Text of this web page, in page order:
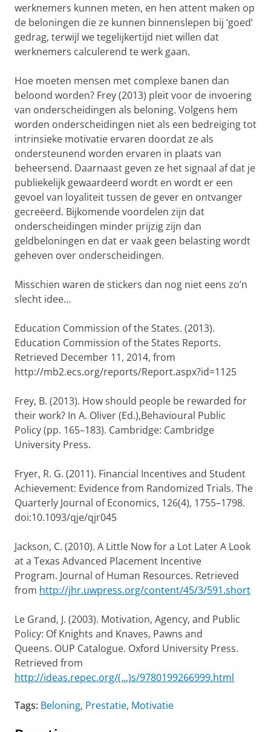
werknemers kunnen meten, en hen attent maken op
de beloningen die ze kunnen binnenslepen bij ‘goed’
gedrag, terwijl we tegelijkertijd niet willen dat
werknemers calculerend te werk gaan.
Hoe moeten mensen met complexe banen dan
beloond worden? Frey (2013) pleit voor de invoering
van onderscheidingen als beloning. Volgens hem
worden onderscheidingen niet als een bedreiging tot
intrinsieke motivatie ervaren doordat ze als
ondersteunend worden ervaren in plaats van
beheersend. Daarnaast geven ze het signaal af dat je
publiekelijk gewaardeerd wordt en wordt er een
gevoel van loyaliteit tussen de gever en ontvanger
gecreëerd. Bijkomende voordelen zijn dat
onderscheidingen minder prijzig zijn dan
geldbeloningen en dat er vaak geen belasting wordt
geheven over onderscheidingen.
Misschien waren de stickers dan nog niet eens zo’n
slecht idee…
Education Commission of the States. (2013).
Education Commission of the States Reports.
Retrieved December 11, 2014, from
http://mb2.ecs.org/reports/Report.aspx?id=1125
Frey, B. (2013). How should people be rewarded for
their work? In A. Oliver (Ed.),Behavioural Public
Policy (pp. 165–183). Cambridge: Cambridge
University Press.
Fryer, R. G. (2011). Financial Incentives and Student
Achievement: Evidence from Randomized Trials. The
Quarterly Journal of Economics, 126(4), 1755–1798.
doi:10.1093/qje/qjr045
Jackson, C. (2010). A Little Now for a Lot Later A Look
at a Texas Advanced Placement Incentive
Program. Journal of Human Resources. Retrieved
from http://jhr.uwpress.org/content/45/3/591.short
Le Grand, J. (2003). Motivation, Agency, and Public
Policy: Of Knights and Knaves, Pawns and
Queens. OUP Catalogue. Oxford University Press.
Retrieved from
http://ideas.repec.org/(...)s/9780199266999.html
Tags: Beloning, Prestatie, Motivatie